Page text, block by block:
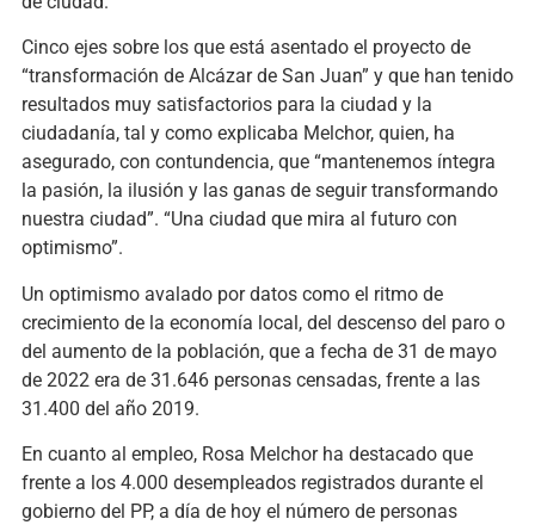
Cinco ejes sobre los que está asentado el proyecto de
“transformación de Alcázar de San Juan” y que han tenido
resultados muy satisfactorios para la ciudad y la
ciudadanía, tal y como explicaba Melchor, quien, ha
asegurado, con contundencia, que “mantenemos íntegra
la pasión, la ilusión y las ganas de seguir transformando
nuestra ciudad”. “Una ciudad que mira al futuro con
optimismo”.
Un optimismo avalado por datos como el ritmo de
crecimiento de la economía local, del descenso del paro o
del aumento de la población, que a fecha de 31 de mayo
de 2022 era de 31.646 personas censadas, frente a las
31.400 del año 2019.
En cuanto al empleo, Rosa Melchor ha destacado que
frente a los 4.000 desempleados registrados durante el
gobierno del PP, a día de hoy el número de personas